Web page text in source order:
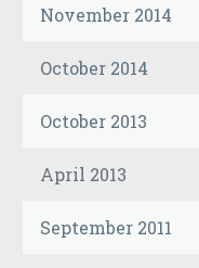
November 2014
October 2014
October 2013
April 2013
September 2011